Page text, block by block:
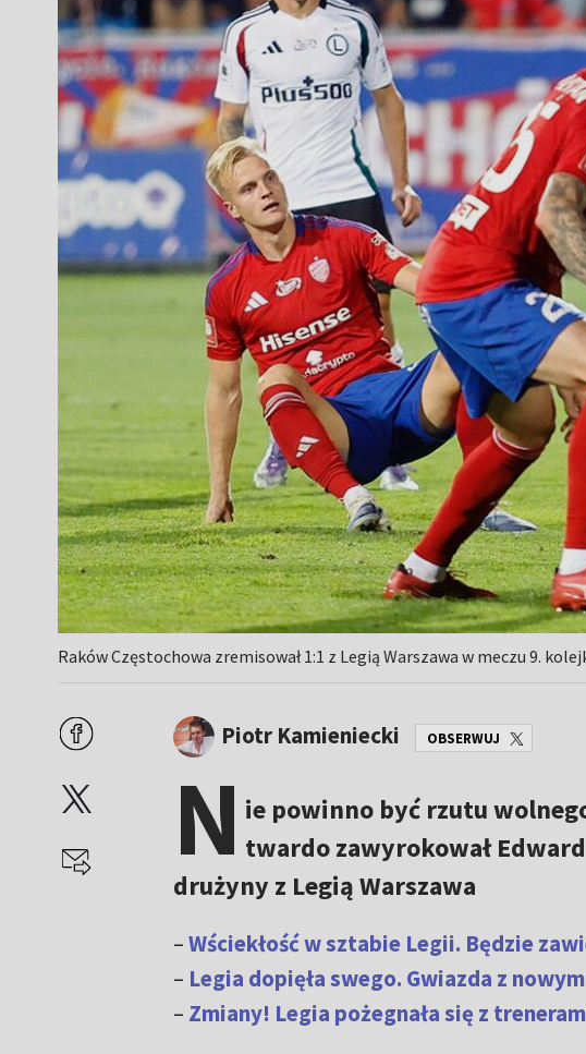
Raków Częstochowa zremisował 1:1 z Legią Warszawa w meczu 9.
Piotr Kamieniecki OBSERWUJ
N ie powinno być rzutu
twardo zawyrokował
drużyny z Legią Warszawa
–Wściekłość w sztabie Legii. Będzie
– Legia dopięła swego. Gwiazda z
– Zmiany! Legia pożegnała się z